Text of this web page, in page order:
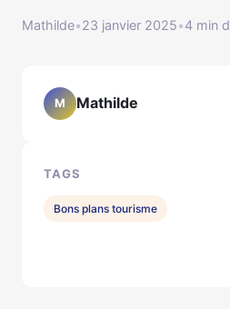
Mathilde•23 janvier 2025•4 min
M Mathilde
TAGS
Bons plans tourisme